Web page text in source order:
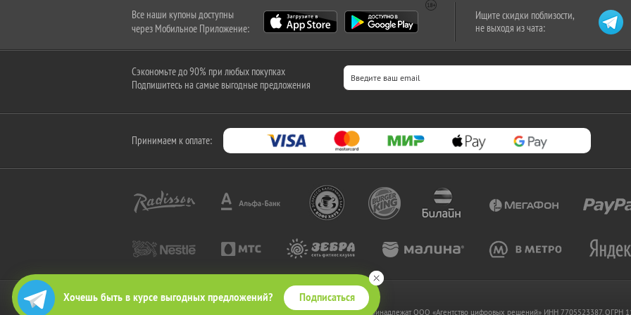
Хочешь быть в курсе выгодных предложений? Подписаться
Все наши купоны доступны
через Мобильное Приложение:
Ищите скидки поблизости,
не выходя из чата:
Сэкономьте до 90% при любых покупках
Подпишитесь на самые выгодные предложения
Принимаем к оплате:
2010-2026 © КупиКупон. Все права защищены.
Все права на товарный знак "КупиКупон" и на сайт www.kupikupon.ru принадлежат OOO «Агентство цифровых решений» ИНН 7705523387, ОГРН